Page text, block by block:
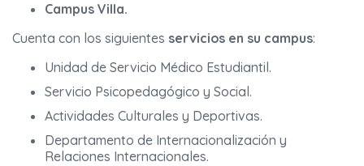
Campus Villa.
Cuenta con los siguientes servicios en su campus:
Unidad de Servicio Médico Estudiantil.
Servicio Psicopedagógico y Social.
Actividades Culturales y Deportivas.
Departamento de Internacionalización y
Relaciones Internacionales.